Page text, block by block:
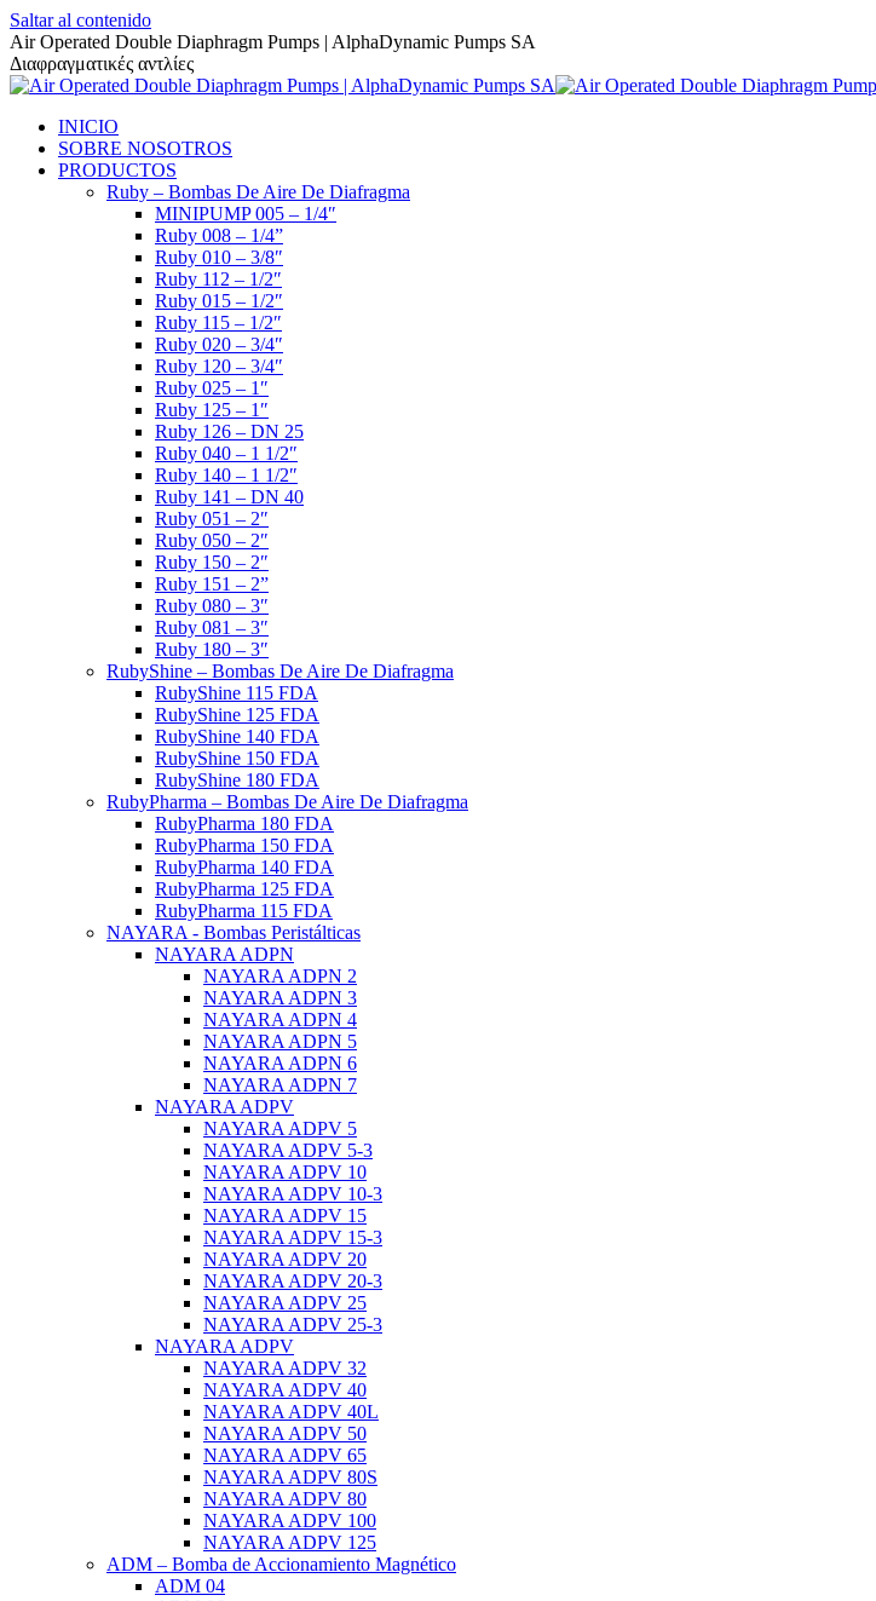
Saltar al contenido
Air Operated Double Diaphragm Pumps | AlphaDynamic Pumps SA
Διαφραγματικές αντλίες
INICIO
SOBRE NOSOTROS
PRODUCTOS
Ruby – Bombas De Aire De Diafragma
MINIPUMP 005 – 1/4″
Ruby 008 – 1/4”
Ruby 010 – 3/8″
Ruby 112 – 1/2″
Ruby 015 – 1/2″
Ruby 115 – 1/2″
Ruby 020 – 3/4″
Ruby 120 – 3/4″
Ruby 025 – 1″
Ruby 125 – 1″
Ruby 126 – DN 25
Ruby 040 – 1 1/2″
Ruby 140 – 1 1/2″
Ruby 141 – DN 40
Ruby 051 – 2″
Ruby 050 – 2″
Ruby 150 – 2″
Ruby 151 – 2”
Ruby 080 – 3″
Ruby 081 – 3″
Ruby 180 – 3″
RubyShine – Bombas De Aire De Diafragma
RubyShine 115 FDA
RubyShine 125 FDA
RubyShine 140 FDA
RubyShine 150 FDA
RubyShine 180 FDA
RubyPharma – Bombas De Aire De Diafragma
RubyPharma 180 FDA
RubyPharma 150 FDA
RubyPharma 140 FDA
RubyPharma 125 FDA
RubyPharma 115 FDA
NAYARA - Bombas Peristálticas
NAYARA ADPN
NAYARA ADPN 2
NAYARA ADPN 3
NAYARA ADPN 4
NAYARA ADPN 5
NAYARA ADPN 6
NAYARA ADPN 7
NAYARA ADPV
NAYARA ADPV 5
NAYARA ADPV 5-3
NAYARA ADPV 10
NAYARA ADPV 10-3
NAYARA ADPV 15
NAYARA ADPV 15-3
NAYARA ADPV 20
NAYARA ADPV 20-3
NAYARA ADPV 25
NAYARA ADPV 25-3
NAYARA ADPV
NAYARA ADPV 32
NAYARA ADPV 40
NAYARA ADPV 40L
NAYARA ADPV 50
NAYARA ADPV 65
NAYARA ADPV 80S
NAYARA ADPV 80
NAYARA ADPV 100
NAYARA ADPV 125
ADM – Bomba de Accionamiento Magnético
ADM 04